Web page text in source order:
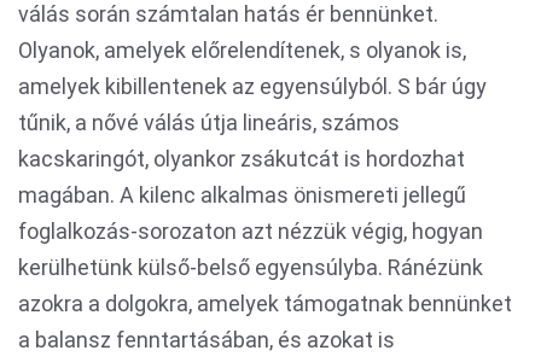
válás során számtalan hatás ér bennünket.
Olyanok, amelyek előrelendítenek, s olyanok is,
amelyek kibillentenek az egyensúlyból. S bár úgy
tűnik, a nővé válás útja lineáris, számos
kacskaringót, olyankor zsákutcát is hordozhat
magában. A kilenc alkalmas önismereti jellegű
foglalkozás-sorozaton azt nézzük végig, hogyan
kerülhetünk külső-belső egyensúlyba. Ránézünk
azokra a dolgokra, amelyek támogatnak bennünket
a balansz fenntartásában, és azokat is